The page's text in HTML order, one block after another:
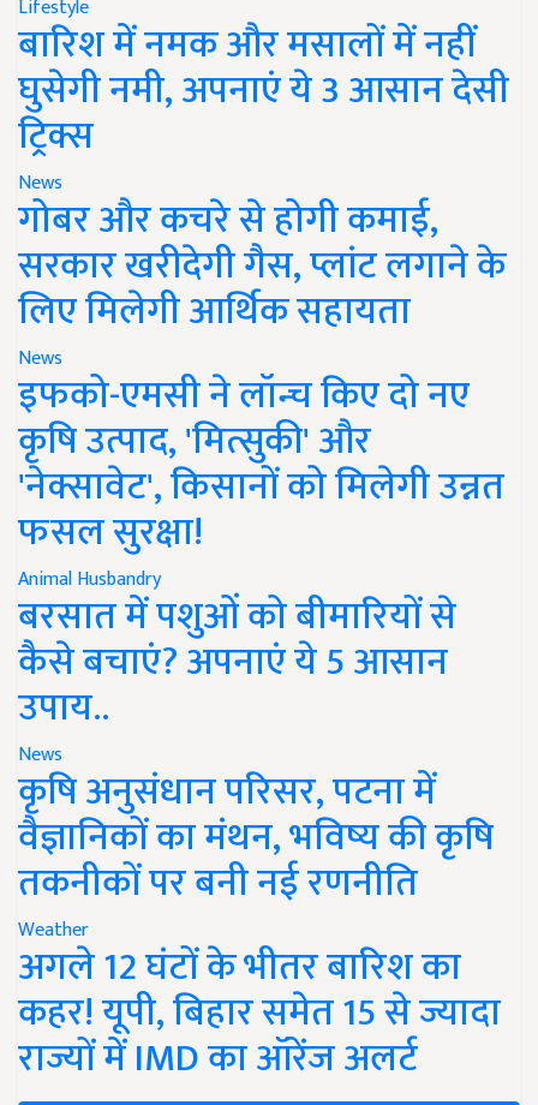
Lifestyle
बारिश में नमक और मसालों में नहीं
घुसेगी नमी, अपनाएं ये 3 आसान देसी
ट्रिक्स
News
गोबर और कचरे से होगी कमाई,
सरकार खरीदेगी गैस, प्लांट लगाने के
लिए मिलेगी आर्थिक सहायता
News
इफको-एमसी ने लॉन्च किए दो नए
कृषि उत्पाद, 'मित्सुकी' और
'नेक्सावेट', किसानों को मिलेगी उन्नत
फसल सुरक्षा!
Animal Husbandry
बरसात में पशुओं को बीमारियों से
कैसे बचाएं? अपनाएं ये 5 आसान
उपाय..
News
कृषि अनुसंधान परिसर, पटना में
वैज्ञानिकों का मंथन, भविष्य की कृषि
तकनीकों पर बनी नई रणनीति
Weather
अगले 12 घंटों के भीतर बारिश का
कहर! यूपी, बिहार समेत 15 से ज्यादा
राज्यों में IMD का ऑरेंज अलर्ट